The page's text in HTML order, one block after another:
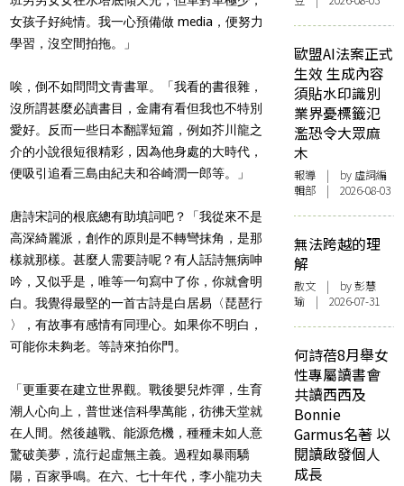
女孩子好純情。我一心預備做 media，便努力
學習，沒空間拍拖。」
唉，倒不如問問文青書單。「我看的書很雜，
沒所謂甚麼必讀書目，金庸有看但我也不特別
愛好。反而一些日本翻譯短篇，例如芥川龍之
介的小說很短很精彩，因為他身處的大時代，
便吸引追看三島由紀夫和谷崎潤一郎等。」
唐詩宋詞的根底總有助填詞吧？「我從來不是
高深綺麗派，創作的原則是不轉彎抹角，是那
樣就那樣。甚麼人需要詩呢？有人話詩無病呻
吟，又似乎是，唯等一句寫中了你，你就會明
白。我覺得最堅的一首古詩是白居易〈琵琶行
〉，有故事有感情有同理心。如果你不明白，
可能你未夠老。等詩來拍你門。
「更重要在建立世界觀。戰後嬰兒炸彈，生育
潮人心向上，普世迷信科學萬能，彷彿天堂就
在人間。然後越戰、能源危機，種種未如人意
驚破美夢，流行起虛無主義。過程如暴雨驕
陽，百家爭鳴。在六、七十年代，李小龍功夫
歐盟AI法案正式
生效 生成內容
須貼水印識別
業界憂標籤氾
濫恐令大眾麻
木
報導 | by 虛詞編
輯部 | 2026-08-03
無法跨越的理
解
散文 | by 彭慧
瑜 | 2026-07-31
何詩蓓8月舉女
性專屬讀書會
共讀西西及
Bonnie
Garmus名著 以
閱讀啟發個人
成長